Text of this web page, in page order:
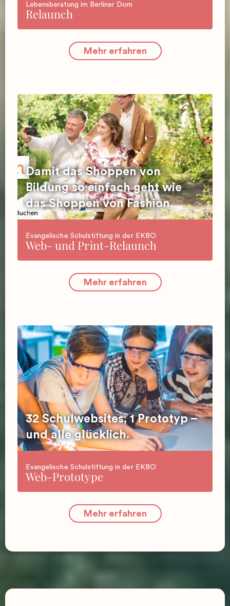
Lebensberatung im Berliner Dom
Relaunch
Mehr erfahren
Damit das Shoppen von
Bildung so einfach geht wie
das Shoppen von Fashion.
Evangelische Schulstiftung in der EKBO
Web- und Print-Relaunch
Mehr erfahren
32 Schulwebsites, 1 Prototyp –
und alle glücklich.
Evangelische Schulstiftung in der EKBO
Web-Prototype
Mehr erfahren